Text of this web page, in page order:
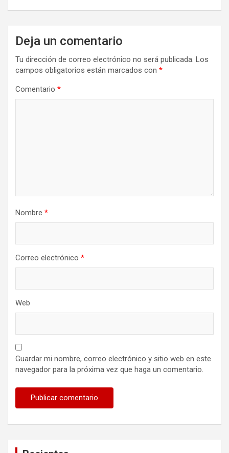
Deja un comentario
Tu dirección de correo electrónico no será publicada. Los
campos obligatorios están marcados con *
Comentario *
Nombre *
Correo electrónico *
Web
Guardar mi nombre, correo electrónico y sitio web en este
navegador para la próxima vez que haga un comentario.